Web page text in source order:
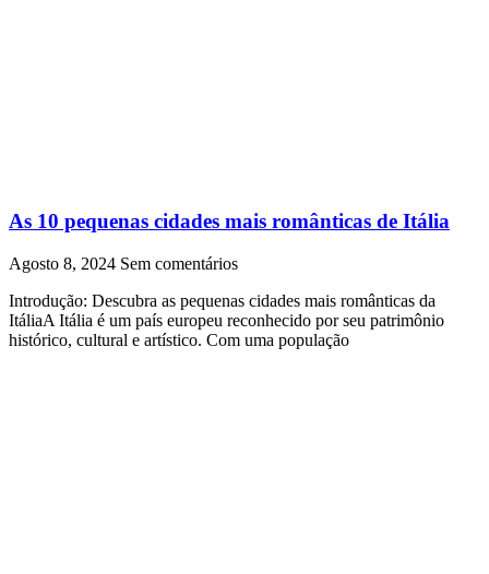
As 10 pequenas cidades mais românticas de Itália
Agosto 8, 2024 Sem comentários
Introdução: Descubra as pequenas cidades mais românticas da
ItáliaA Itália é um país europeu reconhecido por seu patrimônio
histórico, cultural e artístico. Com uma população